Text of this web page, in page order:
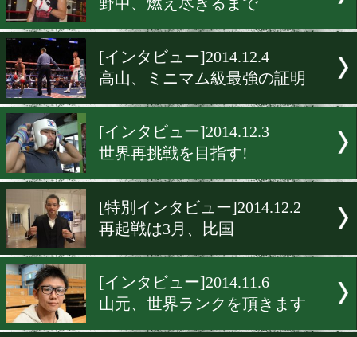
[インタビュー]2014.12.5
[インタビュー]2014.12.5
大平、思い切りぶつかる!
[インタビュー]2014.12.4
野中、燃え尽きるまで
[インタビュー]2014.12.4
高山、ミニマム級最強の証